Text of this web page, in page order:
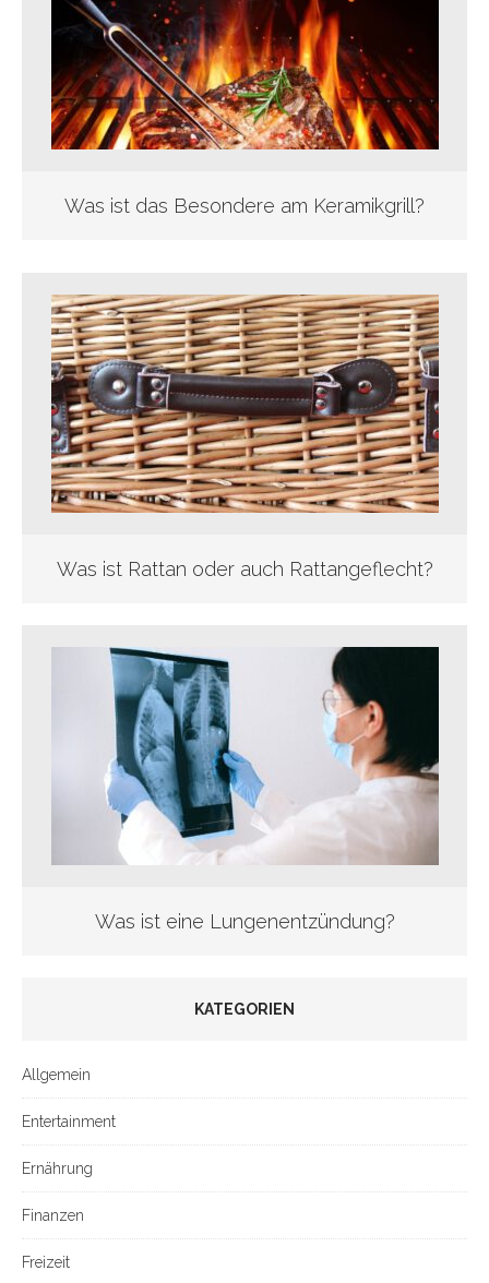
Was ist das Besondere am Keramikgrill?
Was ist Rattan oder auch Rattangeflecht?
Was ist eine Lungenentzündung?
KATEGORIEN
Allgemein
Entertainment
Ernährung
Finanzen
Freizeit